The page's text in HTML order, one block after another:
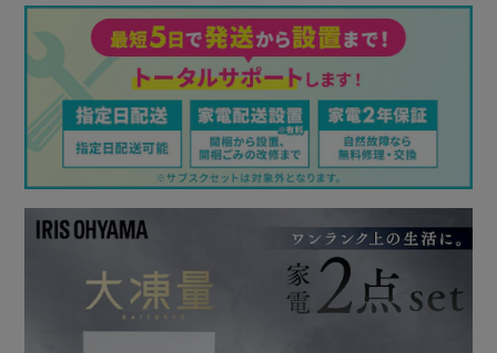
したいときに便利
・温水洗浄＋乾燥／洗浄力の高い温水洗浄後と合わせてしっ
かり洗濯・乾燥
Point．2：温水洗浄／衣類や汚れに合わせた温水で洗い、
ニオイ・黄ばみを徹底除去
衣類や汚れに合わせた選べる温水で、洗浄効果を最大限に引
き出す。
繊維の奥に染みついた黄ばみもスッキリ洗い流せます。
“衣類に合わせて選べる温水コース”
・肌着や白物に「60℃コース」／高温水で洗浄し、ニオイ
の原因徹底除菌！